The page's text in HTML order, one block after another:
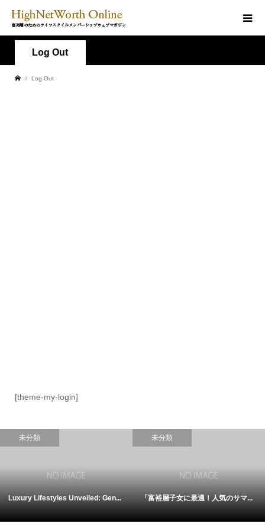
Log Out
Log Out
[theme-my-login]
未分類
Luxury Lifestyles Unveiled: Gen...
未分類
「富裕層子女に最適！人気のサマ...